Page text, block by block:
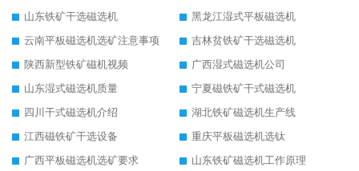
山东铁矿干选磁选机
黑龙江湿式平板磁选机
云南平板磁选机选矿注意事项
吉林贫铁矿干选磁选机
陕西新型铁矿磁机视频
广西湿式磁选机公司
山东湿式磁选机质量
宁夏磁铁矿干式磁选机
四川干式磁选机介绍
湖北铁矿磁选机生产线
江西磁铁矿干选设备
重庆平板磁选机选钛
广西平板磁选机选矿要求
山东铁矿磁选机工作原理